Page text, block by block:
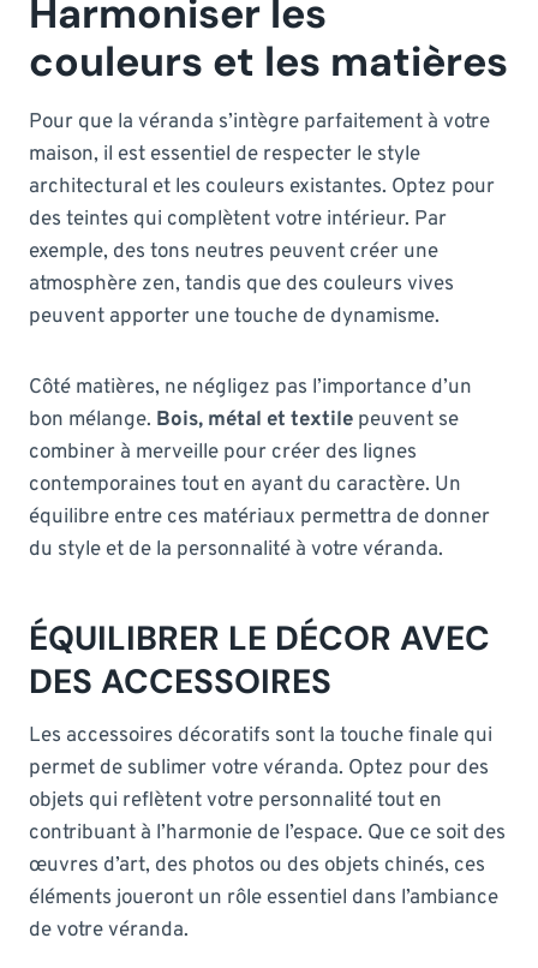
Harmoniser les
couleurs et les matières
Pour que la véranda s’intègre parfaitement à votre
maison, il est essentiel de respecter le style
architectural et les couleurs existantes. Optez pour
des teintes qui complètent votre intérieur. Par
exemple, des tons neutres peuvent créer une
atmosphère zen, tandis que des couleurs vives
peuvent apporter une touche de dynamisme.
Côté matières, ne négligez pas l’importance d’un
bon mélange. Bois, métal et textile peuvent se
combiner à merveille pour créer des lignes
contemporaines tout en ayant du caractère. Un
équilibre entre ces matériaux permettra de donner
du style et de la personnalité à votre véranda.
ÉQUILIBRER LE DÉCOR AVEC
DES ACCESSOIRES
Les accessoires décoratifs sont la touche finale qui
permet de sublimer votre véranda. Optez pour des
objets qui reflètent votre personnalité tout en
contribuant à l’harmonie de l’espace. Que ce soit des
œuvres d’art, des photos ou des objets chinés, ces
éléments joueront un rôle essentiel dans l’ambiance
de votre véranda.